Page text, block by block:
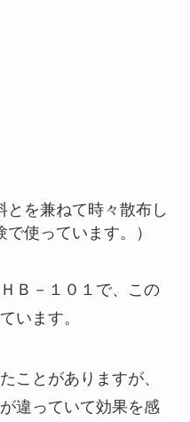
を兼ねて時々散布し
使っています。）
Ｂ－１０１で、この
います。
ことがありますが、
違っていて効果を感